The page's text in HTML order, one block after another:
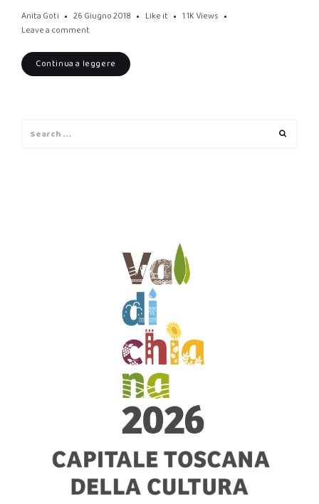
Anita Goti 26 Giugno 2018 Like it 1.1K Views
Leave a comment
Continua a leggere
for: